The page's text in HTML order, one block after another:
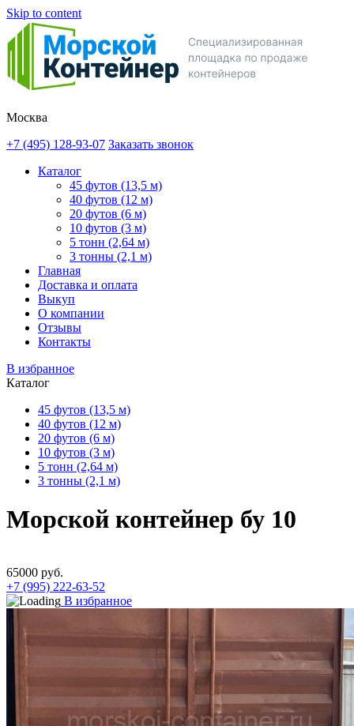
Skip to content
Москва
+7 (495) 128-93-07 Заказать звонок
Каталог
45 футов (13,5 м)
40 футов (12 м)
20 футов (6 м)
10 футов (3 м)
5 тонн (2,64 м)
3 тонны (2,1 м)
Главная
Доставка и оплата
Выкуп
О компании
Отзывы
Контакты
В избранное
Каталог
45 футов (13,5 м)
40 футов (12 м)
20 футов (6 м)
10 футов (3 м)
5 тонн (2,64 м)
3 тонны (2,1 м)
Морской контейнер бу 10
65000 руб.
+7 (995) 222-63-52
В избранное